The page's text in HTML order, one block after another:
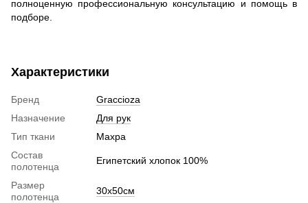
полноценную профессиональную консультацию и помощь в
подборе.
Характеристики
Бренд
Graccioza
Назначение
Для рук
Тип ткани
Махра
Состав
полотенца
Египетский хлопок 100%
Размер
полотенца
30х50см